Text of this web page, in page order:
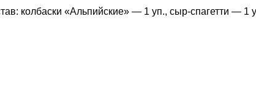
колбаски «Альпийские» — 1 уп., сыр-спагетти — 1